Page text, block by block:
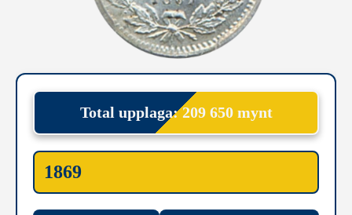
Total upplaga: 209 650 mynt
1869